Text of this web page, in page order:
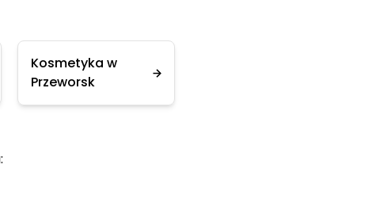
Kosmetyka w
Przeworsk